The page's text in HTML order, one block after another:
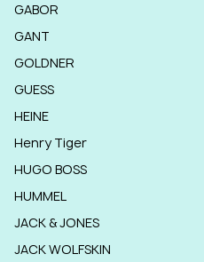
GABOR
GANT
GOLDNER
GUESS
HEINE
Henry Tiger
HUGO BOSS
HUMMEL
JACK & JONES
JACK WOLFSKIN